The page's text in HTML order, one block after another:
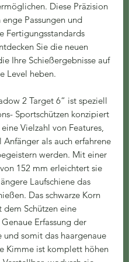
Diese Präzision
Passungen und
Fertigungsstandards
Sie die neuen
Ihre Schießergebnisse auf
Level heben.
2 Target 6“ ist speziell
Sportschützen konzipiert
Vielzahl von Features,
als auch erfahrene
werden. Mit einer
152 mm erleichtert sie
Laufschiene das
Das schwarze Korn
Schützen eine
Erfassung der
und somit das haargenaue
Kimme ist komplett höhen